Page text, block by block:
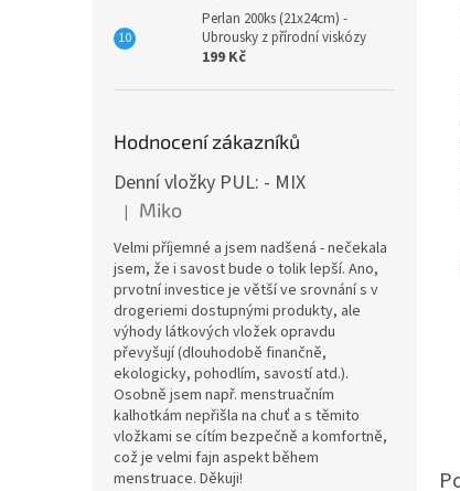
Perlan 200ks (21x24cm) -
Ubrousky z přírodní viskózy
199 Kč
Hodnocení zákazníků
Denní vložky PUL: - MIX
Hodnocení produktu je 5 z 5 hvězdiček.
| Miko
Velmi příjemné a jsem nadšená - nečekala
jsem, že i savost bude o tolik lepší. Ano,
prvotní investice je větší ve srovnání s v
drogeriemi dostupnými produkty, ale
výhody látkových vložek opravdu
převyšují (dlouhodobě finančně,
ekologicky, pohodlím, savostí atd.).
Osobně jsem např. menstruačním
kalhotkám nepřišla na chuť a s těmito
vložkami se cítím bezpečně a komfortně,
což je velmi fajn aspekt během
menstruace. Děkuji!